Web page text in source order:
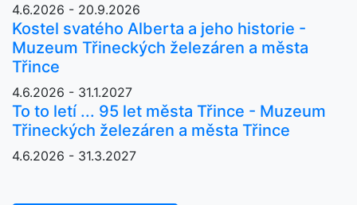
4.6.2026 - 20.9.2026
Kostel svatého Alberta a jeho historie -
Muzeum Třineckých železáren a města
Třince
4.6.2026 - 31.1.2027
To to letí ... 95 let města Třince - Muzeum
Třineckých železáren a města Třince
4.6.2026 - 31.3.2027